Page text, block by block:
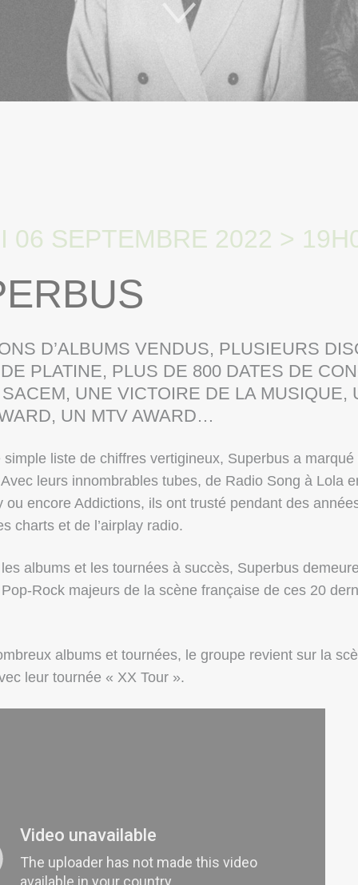
06 SEPTEMBRE 2022 >
D’ALBUMS VENDUS, PLUSIEURS
PLATINE, PLUS DE 800 DATES DE
UNE VICTOIRE DE LA MUSIQUE,
UN MTV AWARD…
simple liste de chiffres vertigineux, Superbus a marqué
leurs innombrables tubes, de Radio Song à Lola
ou encore Addictions, ils ont trusté pendant des
charts et de l’airplay radio.
albums et les tournées à succès, Superbus
Rock majeurs de la scène française de ces 20
albums et tournées, le groupe revient sur la
leur tournée « XX Tour ».